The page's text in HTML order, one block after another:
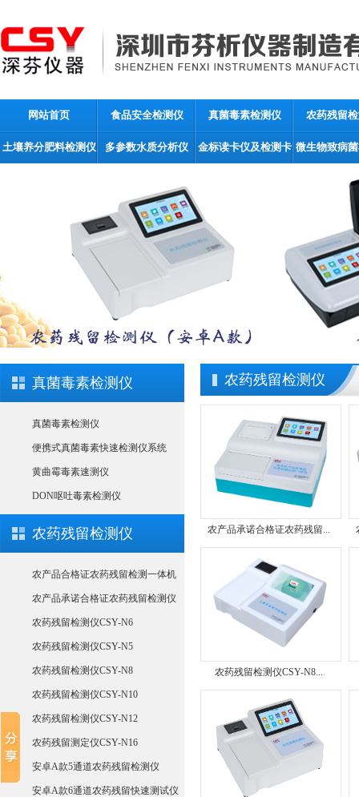
网站首页 食品安全检测仪 真菌毒素检测仪 农药残留
土壤养分肥料检测仪 多参数水质分析仪 金标读卡仪及检测卡 微生物致病
真菌毒素检测仪
真菌毒素检测仪
便携式真菌毒素快速检测仪系统
黄曲霉毒素速测仪
DON呕吐毒素检测仪
农药残留检测仪
农产品合格证农药残留检测一体机
农产品承诺合格证农药残留检测仪
农药残留检测仪CSY-N6
农药残留检测仪CSY-N5
农药残留检测仪CSY-N8
农药残留检测仪CSY-N10
农药残留检测仪CSY-N12
农药残留测定仪CSY-N16
安卓A款5通道农药残留检测仪
安卓A款6通道农药残留快速测试仪
农药残留检测仪
农产品承诺合格证农药残留...
农药残留检测仪CSY-N8...